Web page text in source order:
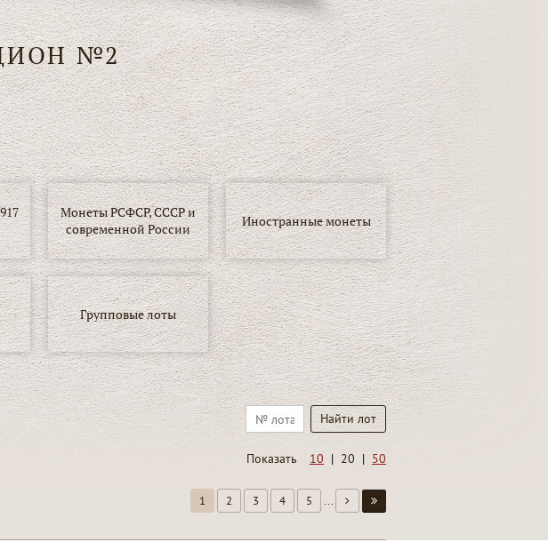
№2
Монеты РСФСР, СССР и
современной России
Иностранные монеты
Групповые лоты
Показать 10 | 20 | 50
1 2 3 4 5 ...